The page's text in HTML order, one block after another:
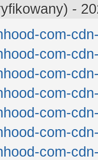
-
com-
com-
com-
com-
com-
com-
com-